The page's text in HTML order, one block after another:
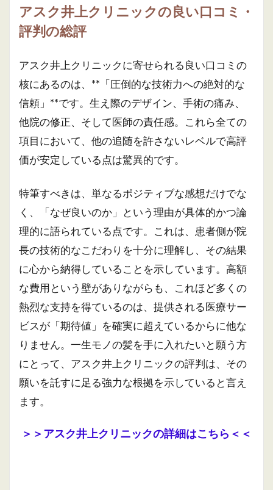
アスク井上クリニックの良い口コミ・
評判の総評
アスク井上クリニックに寄せられる良い口コミの
核にあるのは、**「圧倒的な技術力への絶対的な
信頼」**です。生え際のデザイン、手術の痛み、
他院の修正、そして医師の責任感。これら全ての
項目において、他の追随を許さないレベルで高評
価が安定している点は驚異的です。
特筆すべきは、単なるポジティブな感想だけでな
く、「なぜ良いのか」という理由が具体的かつ論
理的に語られている点です。これは、患者側が院
長の技術的なこだわりを十分に理解し、その結果
に心から納得していることを示しています。高額
な費用という壁がありながらも、これほど多くの
熱烈な支持を得ているのは、提供される医療サー
ビスが「期待値」を確実に超えているからに他な
りません。一生モノの髪を手に入れたいと願う方
にとって、アスク井上クリニックの評判は、その
願いを託すに足る強力な根拠を示していると言え
ます。
＞＞アスク井上クリニックの詳細はこちら＜＜